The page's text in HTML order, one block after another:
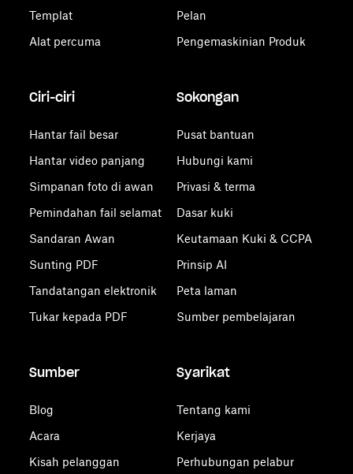
Templat
Alat percuma
Pelan
Pengemaskinian Produk
Ciri-ciri
Hantar fail besar
Hantar video panjang
Simpanan foto di awan
Pemindahan fail selamat
Sandaran Awan
Sunting PDF
Tandatangan elektronik
Tukar kepada PDF
Sokongan
Pusat bantuan
Hubungi kami
Privasi & terma
Dasar kuki
Keutamaan Kuki & CCPA
Prinsip AI
Peta laman
Sumber pembelajaran
Sumber
Blog
Acara
Kisah pelanggan
Syarikat
Tentang kami
Kerjaya
Perhubungan pelabur